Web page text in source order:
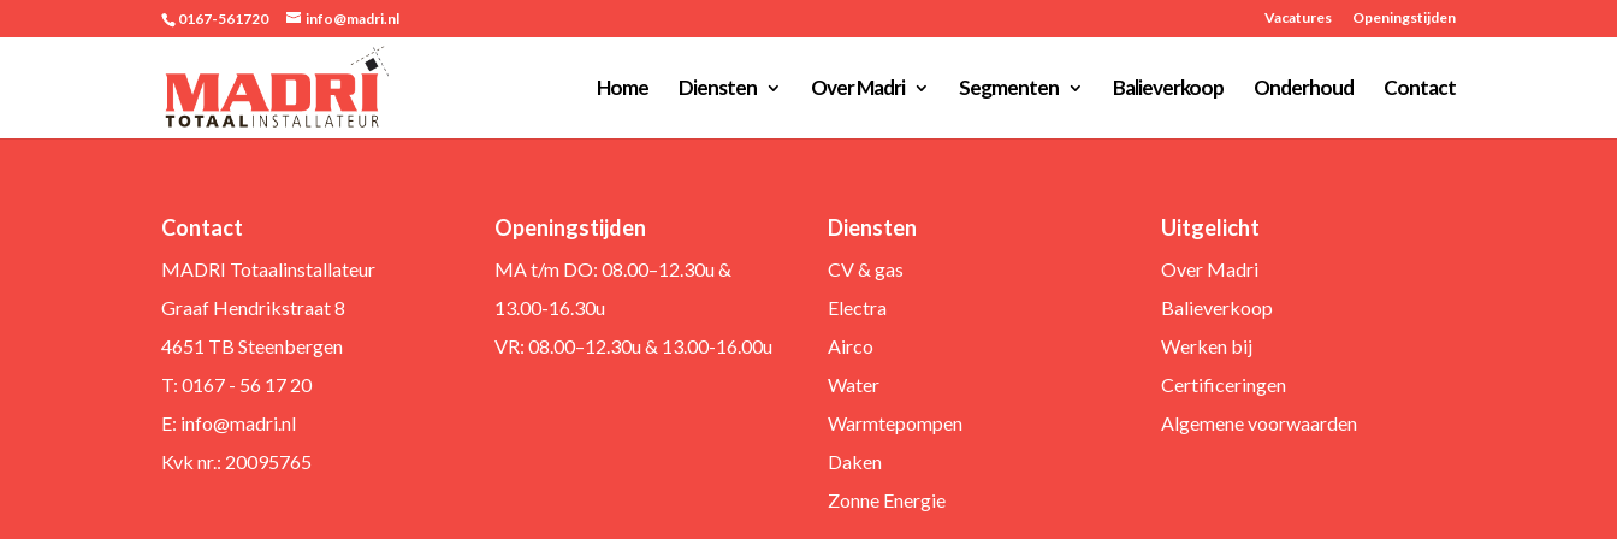
0167-561720 info@madri.nl Vacatures Openingstijden
Home Diensten Over Madri Segmenten Balieverkoop Onderhoud Contact
Contact
MADRI Totaalinstallateur
Graaf Hendrikstraat 8
4651 TB Steenbergen
T: 0167 - 56 17 20
E: info@madri.nl
Kvk nr.: 20095765
Openingstijden
MA t/m DO: 08.00–12.30u &
13.00-16.30u
VR: 08.00–12.30u & 13.00-16.00u
Diensten
CV & gas
Electra
Airco
Water
Warmtepompen
Daken
Zonne Energie
Uitgelicht
Over Madri
Balieverkoop
Werken bij
Certificeringen
Algemene voorwaarden